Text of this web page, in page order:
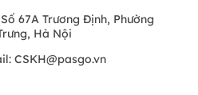
67A Trương Định, Phường
Hà Nội
CSKH@pasgo.vn